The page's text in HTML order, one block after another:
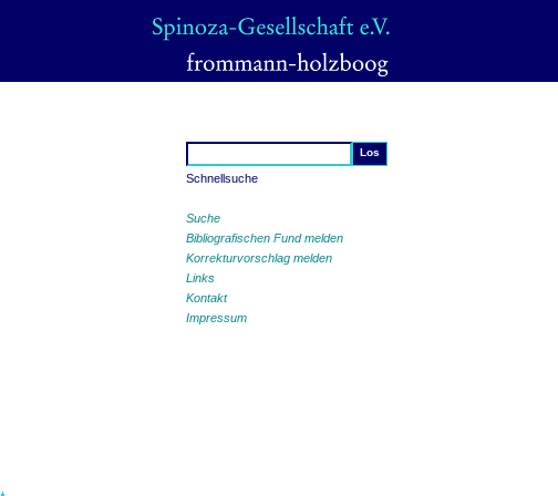
Schnellsuche
Suche
Bibliografischen Fund melden
Korrekturvorschlag melden
Links
Kontakt
Impressum